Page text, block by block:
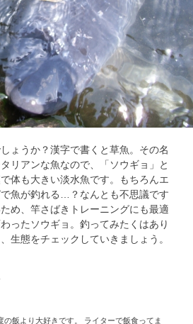
ょうか？漢字で書くと草魚。その名
リアンな魚なので、「ソウギョ」と
体も大きい淡水魚です。もちろんエ
魚が釣れる…？なんとも不思議です
め、竿さばきトレーニングにも最適
ったソウギョ。釣ってみたくはあり
生態をチェックしていきましょう。
の飯より大好きです。 ライターで飯食ってま